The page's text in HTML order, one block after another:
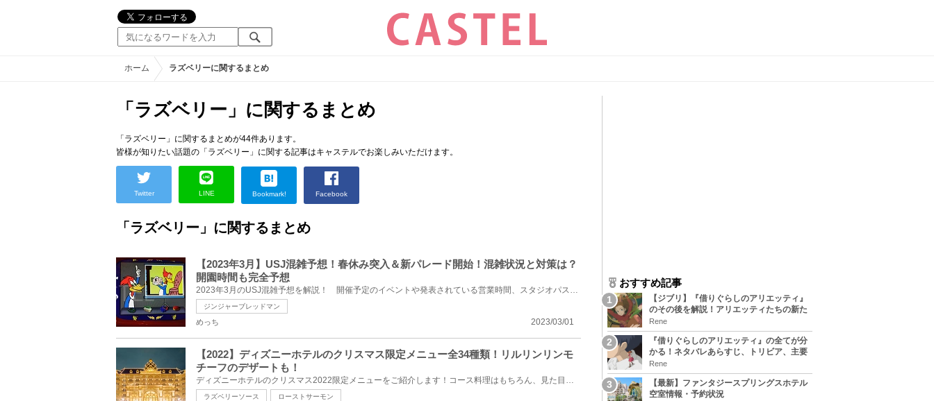
ホーム ラズベリーに関するまとめ
「ラズベリー」に関するまとめ
「ラズベリー」に関するまとめが44件あります。
皆様が知りたい話題の「ラズベリー」に関する記事はキャステルでお楽しみいただけます。
Twitter LINE Bookmark! Facebook
「ラズベリー」に関するまとめ
【2023年3月】USJ混雑予想！春休み突入＆新パレード開始！混雑状況と対策は？
開園時間も完全予想
2023年3月のUSJ混雑予想を解説！ 開催予定のイベントや発表されている営業時間、スタジオパスの販売状...
ジンジャーブレッドマン
2023/03/01
めっち
【2022】ディズニーホテルのクリスマス限定メニュー全34種類！リルリンリンモ
チーフのデザートも！
ディズニーホテルのクリスマス2022限定メニューをご紹介します！コース料理はもちろん、見た目も味も◎な...
ラズベリーソース ローストサーモン
おすすめ記事
【ジブリ】『借りぐらしのアリエッティ』
のその後を解説！アリエッティたちの新た
な住処は？翔の病気は治る？
Rene
『借りぐらしのアリエッティ』の全てが分
かる！ネタバレあらすじ、トリビア、主要
キャラまとめ！
Rene
【最新】ファンタジースプリングスホテル
空室情報・予約状況